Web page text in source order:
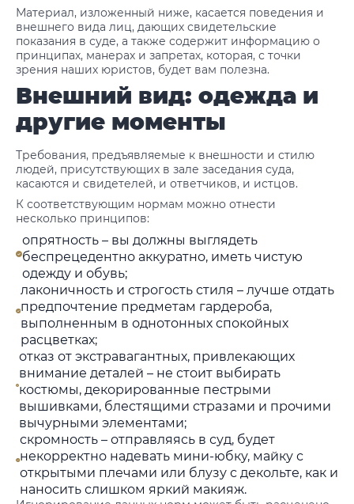
Материал, изложенный ниже, касается поведения и
внешнего вида лиц, дающих свидетельские
показания в суде, а также содержит информацию о
принципах, манерах и запретах, которая, с точки
зрения наших юристов, будет вам полезна.
Внешний вид: одежда и
другие моменты
Требования, предъявляемые к внешности и стилю
людей, присутствующих в зале заседания суда,
касаются и свидетелей, и ответчиков, и истцов.
К соответствующим нормам можно отнести
несколько принципов:
опрятность – вы должны выглядеть
беспрецедентно аккуратно, иметь чистую
одежду и обувь;
лаконичность и строгость стиля – лучше отдать
предпочтение предметам гардероба,
выполненным в однотонных спокойных
расцветках;
отказ от экстравагантных, привлекающих
внимание деталей – не стоит выбирать
костюмы, декорированные пестрыми
вышивками, блестящими стразами и прочими
вычурными элементами;
скромность – отправляясь в суд, будет
некорректно надевать мини-юбку, майку с
открытыми плечами или блузу с декольте, как и
наносить слишком яркий макияж.